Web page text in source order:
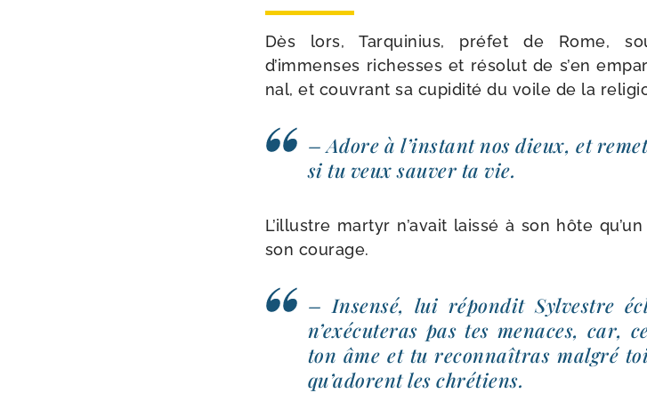
Dès lors, Tarquinius, pré­fet de Rome,
d’immenses richesses et réso­lut de s’en
nal, et cou­vrant sa cupi­di­té du voile de la
– Adore à l’instant nos dieux, et
si tu veux sau­ver ta vie.
L’illustre mar­tyr n’avait lais­sé à son hôte
son courage.
– Insensé, lui répon­dit Sylvestre
n’exécuteras pas tes menaces, car,
ton âme et tu recon­naî­tras mal­gré
qu’adorent les chrétiens.